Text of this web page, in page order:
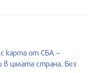
карта от СБА –
цялата страна. Без